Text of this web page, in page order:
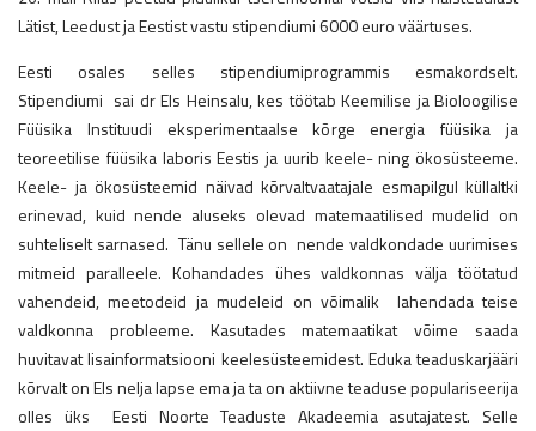
Lätist, Leedust ja Eestist vastu stipendiumi 6000 euro väärtuses.
Eesti osales selles stipendiumiprogrammis esmakordselt.
Stipendiumi sai dr Els Heinsalu, kes töötab Keemilise ja Bioloogilise
Füüsika Instituudi eksperimentaalse kõrge energia füüsika ja
teoreetilise füüsika laboris Eestis ja uurib keele- ning ökosüsteeme.
Keele- ja ökosüsteemid näivad kõrvaltvaatajale esmapilgul küllaltki
erinevad, kuid nende aluseks olevad matemaatilised mudelid on
suhteliselt sarnased. Tänu sellele on nende valdkondade uurimises
mitmeid paralleele. Kohandades ühes valdkonnas välja töötatud
vahendeid, meetodeid ja mudeleid on võimalik lahendada teise
valdkonna probleeme. Kasutades matemaatikat võime saada
huvitavat lisainformatsiooni keelesüsteemidest. Eduka teaduskarjääri
kõrvalt on Els nelja lapse ema ja ta on aktiivne teaduse populariseerija
olles üks Eesti Noorte Teaduste Akadeemia asutajatest. Selle